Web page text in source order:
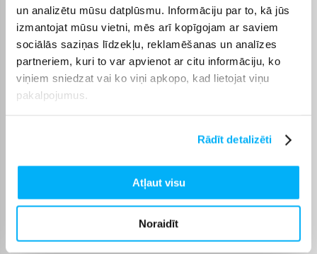
un analizētu mūsu datplūsmu. Informāciju par to, kā jūs
izmantojat mūsu vietni, mēs arī kopīgojam ar saviem
sociālās saziņas līdzekļu, reklamēšanas un analīzes
partneriem, kuri to var apvienot ar citu informāciju, ko
viņiem sniedzat vai ko viņi apkopo, kad lietojat viņu
pakalpojumus.
Rādīt detalizēti
Atļaut visu
Noraidīt
Kam piemērotas
Rotaslietas meitenēm un aksesuāri ir piemēroti bērniem,
kuriem patīk radoša rotaļa, pārģērbšanās un sava stila
veidošana. Tie ir lieliski piemēroti gan individuālai spēlei, gan
rotaļām ar draugiem, piemēram, lomu spēlēs. Šādi aksesuāri
mēnešiem. Pārbaudiet pie katra produkta, vai tam ir pieejama
bezmaksas piegāde.